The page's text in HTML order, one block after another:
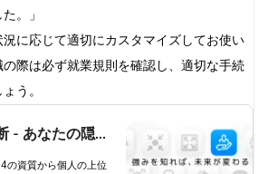
。」
に応じて適切にカスタマイズしてお使い
際は必ず就業規則を確認し、適切な手続
う。
- あなたの隠れ
キャリアアップ
の資質から個人の上位